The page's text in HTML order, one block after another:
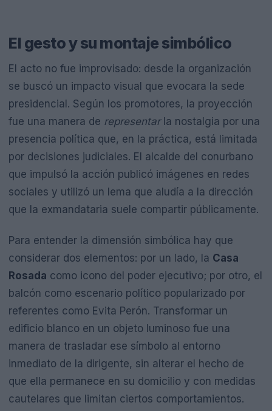
El gesto y su montaje simbólico
El acto no fue improvisado: desde la organización
se buscó un impacto visual que evocara la sede
presidencial. Según los promotores, la proyección
fue una manera de representarla nostalgia por una
presencia política que, en la práctica, está limitada
por decisiones judiciales. El alcalde del conurbano
que impulsó la acción publicó imágenes en redes
sociales y utilizó un lema que aludía a la dirección
que la exmandataria suele compartir públicamente.
Para entender la dimensión simbólica hay que
considerar dos elementos: por un lado, la Casa
Rosada como icono del poder ejecutivo; por otro, el
balcón como escenario político popularizado por
referentes como Evita Perón. Transformar un
edificio blanco en un objeto luminoso fue una
manera de trasladar ese símbolo al entorno
inmediato de la dirigente, sin alterar el hecho de
que ella permanece en su domicilio y con medidas
cautelares que limitan ciertos comportamientos.